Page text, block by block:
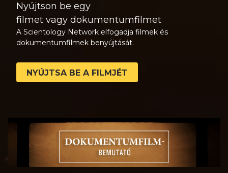
Nyújtson be egy
filmet vagy dokumentumfilmet
A Scientology Network elfogadja filmek és
dokumentumfilmek benyújtását.
NYÚJTSA BE A FILMJÉT